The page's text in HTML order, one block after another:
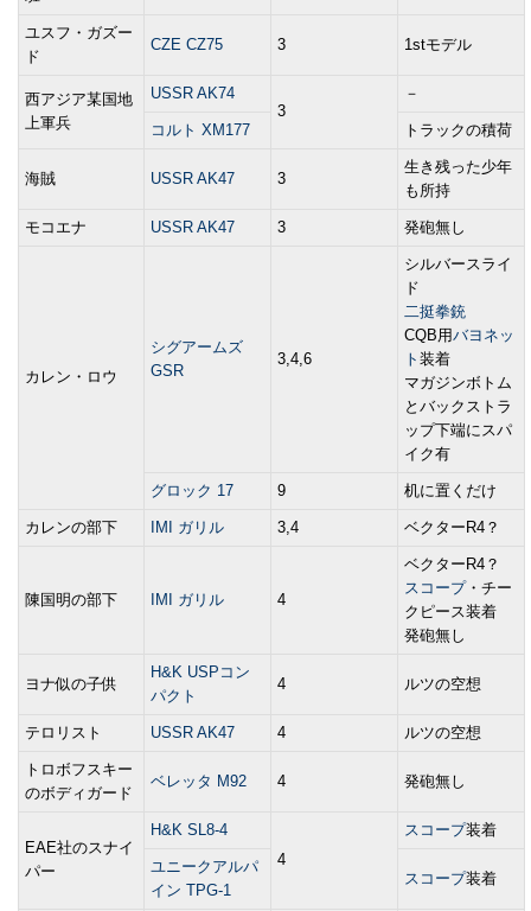
ユスフ・ガズー
ド
CZE CZ75 3 1stモデル
西アジア某国地
上軍兵
USSR AK74
3
－
コルト XM177 トラックの積荷
海賊 USSR AK47 3
生き残った少年
も所持
モコエナ USSR AK47 3 発砲無し
カレン・ロウ
シグアームズ
GSR
3,4,6
シルバースライ
ド
二挺拳銃
CQB用バヨネッ
ト 装着
マガジンボトム
とバックストラ
ップ下端にスパ
イク有
グロック 17 9 机に置くだけ
カレンの部下 IMI ガリル 3,4 ベクターR4？
陳国明の部下 IMI ガリル 4
ベクターR4？
スコープ・チー
クピース装着
発砲無し
ヨナ似の子供
H&K USPコン
パクト
4 ルツの空想
テロリスト USSR AK47 4 ルツの空想
トロボフスキー
のボディガード
ベレッタ M92 4 発砲無し
EAE社のスナイ
パー
H&K SL8-4
4
スコープ装着
ユニークアルパ
イン TPG-1
スコープ装着